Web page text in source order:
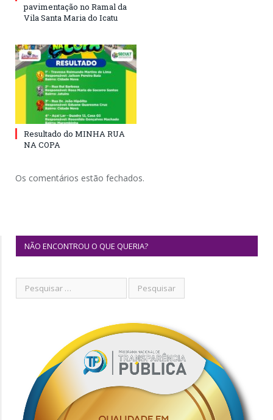
pavimentação no Ramal da
Vila Santa Maria do Icatu
Resultado do MINHA RUA
NA COPA
Os comentários estão fechados.
NÃO ENCONTROU O QUE QUERIA?